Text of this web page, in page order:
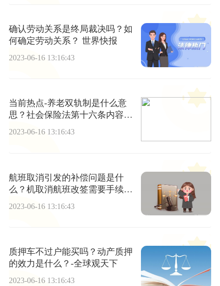
确认劳动关系是终局裁决吗？如
何确定劳动关系？ 世界快报
2023-06-16 13:16:43
当前热点-养老双轨制是什么意
思？社会保险法第十六条内容是
什么？
2023-06-16 13:16:43
航班取消引发的补偿问题是什
么？机取消航班改签需要手续费
2023-06-16 13:16:43
质押车不过户能买吗？动产质押
的效力是什么？-全球观天下
2023-06-16 13:16:43